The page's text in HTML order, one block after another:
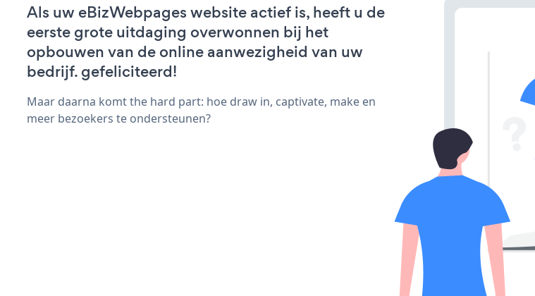
Als uw eBizWebpages website actief is, heeft u de
eerste grote uitdaging overwonnen bij het
opbouwen van de online aanwezigheid van uw
bedrijf. gefeliciteerd!
Maar daarna komt the hard part: hoe draw in, captivate, make en
meer bezoekers te ondersteunen?